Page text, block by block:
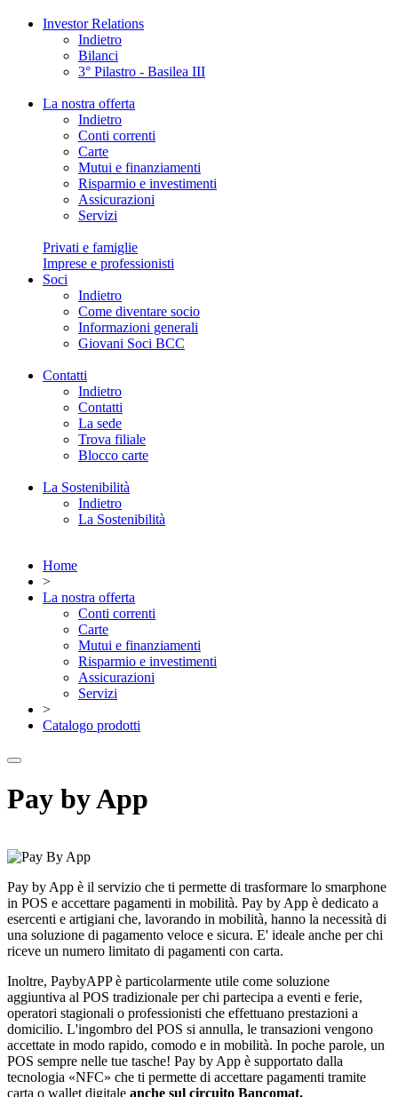
Investor Relations
Indietro
Bilanci
3° Pilastro - Basilea III
La nostra offerta
Indietro
Conti correnti
Carte
Mutui e finanziamenti
Risparmio e investimenti
Assicurazioni
Servizi
Privati e famiglie
Imprese e professionisti
Soci
Indietro
Come diventare socio
Informazioni generali
Giovani Soci BCC
Contatti
Indietro
Contatti
La sede
Trova filiale
Blocco carte
La Sostenibilità
Indietro
La Sostenibilità
Home
>
La nostra offerta
Conti correnti
Carte
Mutui e finanziamenti
Risparmio e investimenti
Assicurazioni
Servizi
>
Catalogo prodotti
Pay by App
Pay by App è il servizio che ti permette di trasformare lo smarphone
in POS e accettare pagamenti in mobilità. Pay by App è dedicato a
esercenti e artigiani che, lavorando in mobilità, hanno la necessità di
una soluzione di pagamento veloce e sicura. E' ideale anche per chi
riceve un numero limitato di pagamenti con carta.
Inoltre, PaybyAPP è particolarmente utile come soluzione
aggiuntiva al POS tradizionale per chi partecipa a eventi e ferie,
operatori stagionali o professionisti che effettuano prestazioni a
domicilio. L'ingombro del POS si annulla, le transazioni vengono
accettate in modo rapido, comodo e in mobilità. In poche parole, un
POS sempre nelle tue tasche! Pay by App è supportato dalla
tecnologia «NFC» che ti permette di accettare pagamenti tramite
carta o wallet digitale anche sul circuito Bancomat.